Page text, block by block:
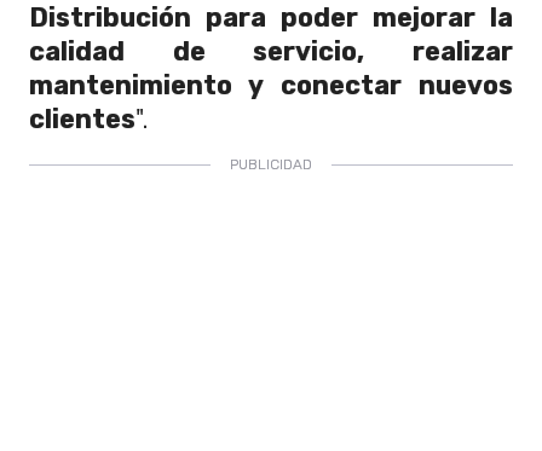
Distribución para poder mejorar la
calidad de servicio, realizar
mantenimiento y conectar nuevos
clientes".